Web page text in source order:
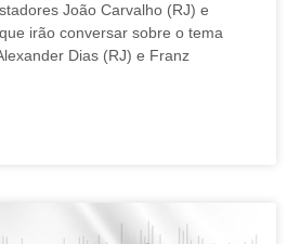
João Carvalho (RJ) e
irão conversar sobre o tema
Dias (RJ) e Franz